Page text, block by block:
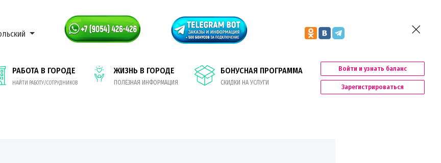
РАБОТА В ГОРОДЕ
НАЙТИ РАБОТУ/СОТРУДНИКОВ
ЖИЗНЬ В ГОРОДЕ
ПОЛЕЗНАЯ ИНФОРМАЦИЯ
БОНУСНАЯ ПРОГРАММА
СКИДКИ НА УСЛУГИ
Войти и узнать баланс
Зарегистрироваться